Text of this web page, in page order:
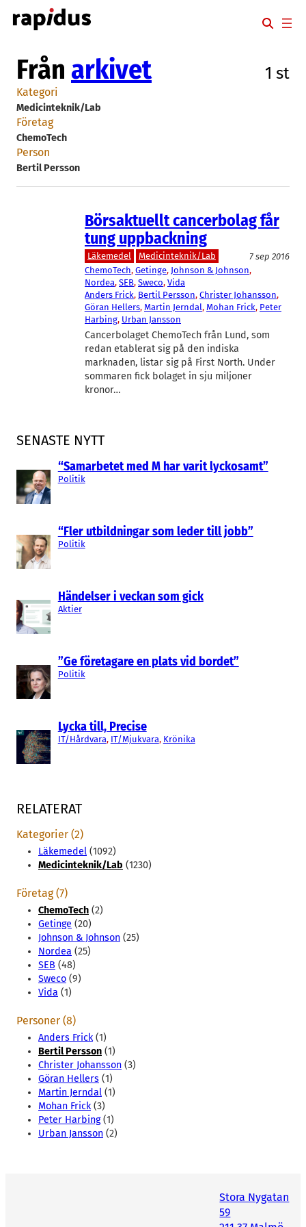
Hoppa
till
SENASTE NYTT
“Samarbetet med M har varit lyckosamt”
Politik
“Fler utbildningar som leder till jobb”
Politik
Händelser i veckan som gick
Aktier
”Ge företagare en plats vid bordet”
Politik
Lycka till, Precise
IT/Hårdvara, IT/Mjukvara, Krönika
Från arkivet 1 st
Kategori
Medicinteknik/Lab
Företag
ChemoTech
Person
Bertil Persson
Börsaktuellt cancerbolag får
tung uppbackning
Läkemedel Medicinteknik/Lab
7 sep 2016
ChemoTech, Getinge, Johnson & Johnson
Nordea, SEB, Sweco, Vida
Anders Frick, Bertil Persson, Christer Johansson
Göran Hellers, Martin Jerndal, Mohan Frick, Peter
Harbing, Urban Jansson
Cancerbolaget ChemoTech från Lund, som
redan etablerat sig på den indiska
marknaden, listar sig på First North. Under
sommaren fick bolaget in sju miljoner
kronor…
RELATERAT
Kategorier (2)
Läkemedel (1092)
Medicinteknik/Lab (1230)
Företag (7)
ChemoTech (2)
Getinge (20)
Johnson & Johnson (25)
Nordea (25)
SEB (48)
Sweco (9)
Vida (1)
Personer (8)
Anders Frick(1)
Bertil Persson (1)
Christer Johansson (3)
Göran Hellers (1)
Martin Jerndal (1)
Mohan Frick(3)
Peter Harbing(1)
Urban Jansson (2)
Stora Nygatan
59